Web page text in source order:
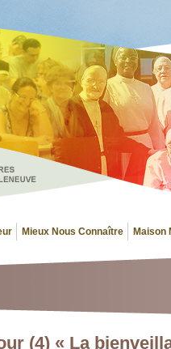
Mieux Nous Connaître Maison
(4) « La